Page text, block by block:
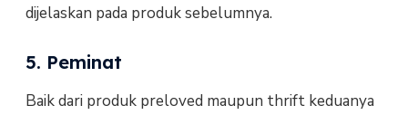
dijelaskan pada produk sebelumnya.
5. Peminat
Baik dari produk preloved maupun thrift keduanya